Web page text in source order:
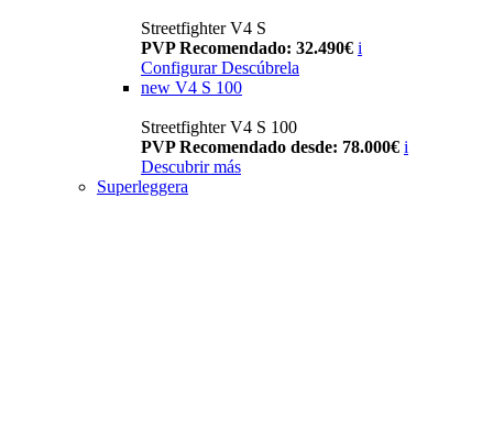
Streetfighter V4 S
PVP Recomendado: 32.490€ i
Configurar Descúbrela
new V4 S 100
Streetfighter V4 S 100
PVP Recomendado desde: 78.000€ i
Descubrir más
Superleggera